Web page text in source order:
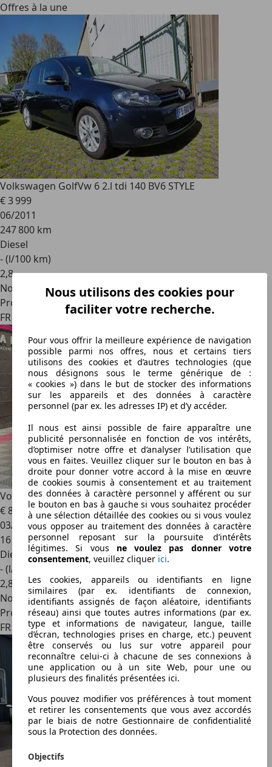
Offres à la une
Volkswagen GolfVw 6 2.l tdi 140 BV6 STYLE
€ 3 999
06/2011
247 800 km
Diesel
- (l/100 km)
2,8
Nouveau
Professionnel
FR 57390
Volkswagen Passat1.6 TDI 120 BMT Carat
€ 8 490
03/2015
161 900 km
Diesel
- (l/100 km)
2,8
Nouveau
Professionnel
FR 69630
Nous utilisons des cookies pour
faciliter votre recherche.
Pour vous offrir la meilleure expérience de navigation
possible parmi nos offres, nous et certains tiers
utilisons des cookies et d’autres technologies (que
nous désignons sous le terme générique de :
« cookies ») dans le but de stocker des informations
sur les appareils et des données à caractère
personnel (par ex. les adresses IP) et d’y accéder.
Il nous est ainsi possible de faire apparaître une
publicité personnalisée en fonction de vos intérêts,
d’optimiser notre offre et d’analyser l’utilisation que
vous en faites. Veuillez cliquer sur le bouton en bas à
droite pour donner votre accord à la mise en œuvre
de cookies soumis à consentement et au traitement
des données à caractère personnel y afférent ou sur
le bouton en bas à gauche si vous souhaitez procéder
à une sélection détaillée des cookies ou si vous voulez
vous opposer au traitement des données à caractère
personnel reposant sur la poursuite d’intérêts
légitimes. Si vous ne voulez pas donner votre
consentement, veuillez cliquer ici.
Les cookies, appareils ou identifiants en ligne
similaires (par ex. identifiants de connexion,
identifiants assignés de façon aléatoire, identifiants
réseau) ainsi que toutes autres informations (par ex.
type et informations de navigateur, langue, taille
d’écran, technologies prises en charge, etc.) peuvent
être conservés ou lus sur votre appareil pour
reconnaître celui-ci à chacune de ses connexions à
une application ou à un site Web, pour une ou
plusieurs des finalités présentées ici.
Vous pouvez modifier vos préférences à tout moment
et retirer les consentements que vous avez accordés
par le biais de notre Gestionnaire de confidentialité
sous la Protection des données.
Objectifs